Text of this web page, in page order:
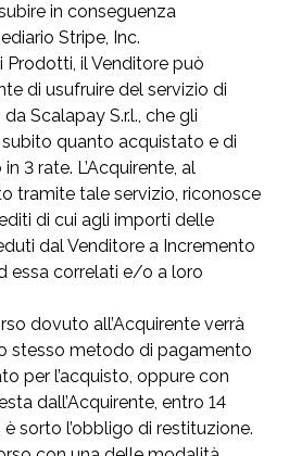
in conseguenza
Stripe, Inc.
Prodotti, il Venditore può
di usufruire del servizio di
Scalapay S.r.l., che gli
quanto acquistato e di
3 rate. L’Acquirente, al
tramite tale servizio, riconosce
di cui agli importi delle
dal Venditore a Incremento
essa correlati e/o a loro
dovuto all’Acquirente verrà
stesso metodo di pagamento
per l’acquisto, oppure con
dall’Acquirente, entro 14
sorto l’obbligo di restituzione.